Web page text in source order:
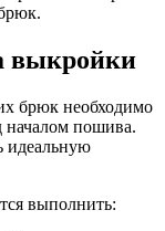
выкройки
брюк необходимо
началом пошива.
идеальную
выполнить: